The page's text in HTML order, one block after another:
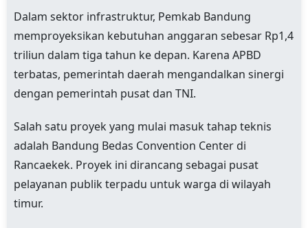
Dalam sektor infrastruktur, Pemkab Bandung
memproyeksikan kebutuhan anggaran sebesar Rp1,4
triliun dalam tiga tahun ke depan. Karena APBD
terbatas, pemerintah daerah mengandalkan sinergi
dengan pemerintah pusat dan TNI.
Salah satu proyek yang mulai masuk tahap teknis
adalah Bandung Bedas Convention Center di
Rancaekek. Proyek ini dirancang sebagai pusat
pelayanan publik terpadu untuk warga di wilayah
timur.